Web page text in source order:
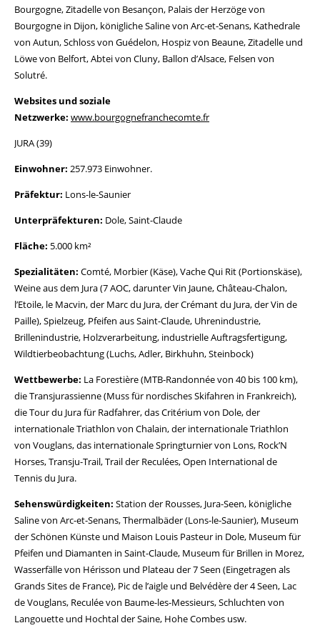
Bourgogne, Zitadelle von Besançon, Palais der Herzöge von
Bourgogne in Dijon, königliche Saline von Arc-et-Senans, Kathedrale
von Autun, Schloss von Guédelon, Hospiz von Beaune, Zitadelle und
Löwe von Belfort, Abtei von Cluny, Ballon d’Alsace, Felsen von
Solutré.
Websites und soziale
Netzwerke: www.bourgognefranchecomte.fr
JURA (39)
Einwohner: 257.973 Einwohner.
Präfektur: Lons-le-Saunier
Unterpräfekturen: Dole, Saint-Claude
Fläche: 5.000 km²
Spezialitäten: Comté, Morbier (Käse), Vache Qui Rit (Portionskäse),
Weine aus dem Jura (7 AOC, darunter Vin Jaune, Château-Chalon,
l’Etoile, le Macvin, der Marc du Jura, der Crémant du Jura, der Vin de
Paille), Spielzeug, Pfeifen aus Saint-Claude, Uhrenindustrie,
Brillenindustrie, Holzverarbeitung, industrielle Auftragsfertigung,
Wildtierbeobachtung (Luchs, Adler, Birkhuhn, Steinbock)
Wettbewerbe: La Forestière (MTB-Randonnée von 40 bis 100 km),
die Transjurassienne (Muss für nordisches Skifahren in Frankreich),
die Tour du Jura für Radfahrer, das Critérium von Dole, der
internationale Triathlon von Chalain, der internationale Triathlon
von Vouglans, das internationale Springturnier von Lons, Rock’N
Horses, Transju-Trail, Trail der Reculées, Open International de
Tennis du Jura.
Sehenswürdigkeiten: Station der Rousses, Jura-Seen, königliche
Saline von Arc-et-Senans, Thermalbäder (Lons-le-Saunier), Museum
der Schönen Künste und Maison Louis Pasteur in Dole, Museum für
Pfeifen und Diamanten in Saint-Claude, Museum für Brillen in Morez,
Wasserfälle von Hérisson und Plateau der 7 Seen (Eingetragen als
Grands Sites de France), Pic de l’aigle und Belvédère der 4 Seen, Lac
de Vouglans, Reculée von Baume-les-Messieurs, Schluchten von
Langouette und Hochtal der Saine, Hohe Combes usw.